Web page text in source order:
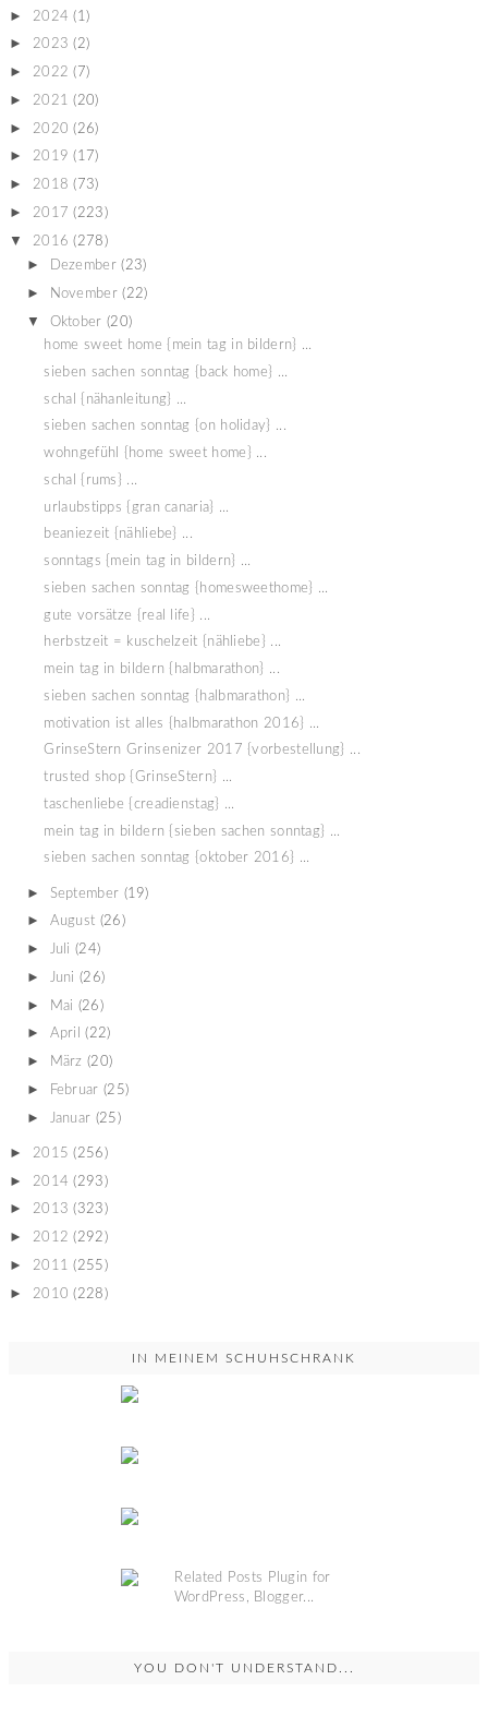
► 2024 (1)
► 2023 (2)
► 2022 (7)
► 2021 (20)
► 2020 (26)
► 2019 (17)
► 2018 (73)
► 2017 (223)
▼ 2016 (278)
► Dezember (23)
► November (22)
▼ Oktober (20)
home sweet home {mein tag in bildern} ...
sieben sachen sonntag {back home} ...
schal {nähanleitung} ...
sieben sachen sonntag {on holiday} ...
wohngefühl {home sweet home} ...
schal {rums} ...
urlaubstipps {gran canaria} ...
beaniezeit {nähliebe} ...
sonntags {mein tag in bildern} ...
sieben sachen sonntag {homesweethome} ...
gute vorsätze {real life} ...
herbstzeit = kuschelzeit {nähliebe} ...
mein tag in bildern {halbmarathon} ...
sieben sachen sonntag {halbmarathon} ...
motivation ist alles {halbmarathon 2016} ...
GrinseStern Grinsenizer 2017 {vorbestellung} ...
trusted shop {GrinseStern} ...
taschenliebe {creadienstag} ...
mein tag in bildern {sieben sachen sonntag} ...
sieben sachen sonntag {oktober 2016} ...
► September (19)
► August (26)
► Juli (24)
► Juni (26)
► Mai (26)
► April (22)
► März (20)
► Februar (25)
► Januar (25)
► 2015 (256)
► 2014 (293)
► 2013 (323)
► 2012 (292)
► 2011 (255)
► 2010 (228)
IN MEINEM SCHUHSCHRANK
YOU DON'T UNDERSTAND...